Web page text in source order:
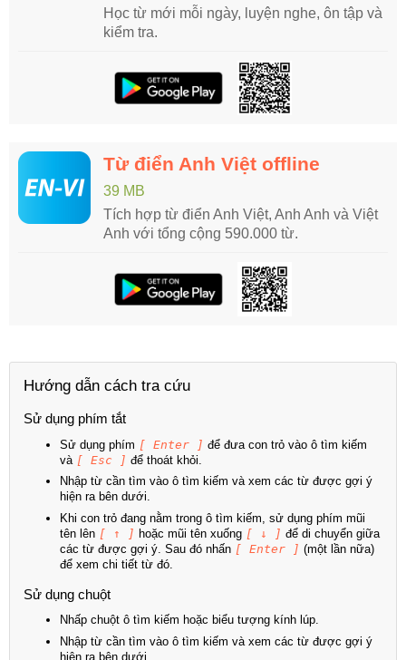
Học từ mới mỗi ngày, luyện nghe, ôn tập và
kiểm tra.
Từ điển Anh Việt offline
39 MB
Tích hợp từ điển Anh Việt, Anh Anh và Việt
Anh với tổng cộng 590.000 từ.
Hướng dẫn cách tra cứu
Sử dụng phím tắt
Sử dụng phím [ Enter ] để đưa con trỏ vào ô tìm kiếm
và [ Esc ] để thoát khỏi.
Nhập từ cần tìm vào ô tìm kiếm và xem các từ được gợi ý
hiện ra bên dưới.
Khi con trỏ đang nằm trong ô tìm kiếm, sử dụng phím mũi
tên lên [ ↑ ] hoặc mũi tên xuống [ ↓ ] để di chuyển giữa
các từ được gợi ý. Sau đó nhấn [ Enter ] (một lần nữa)
để xem chi tiết từ đó.
Sử dụng chuột
Nhấp chuột ô tìm kiếm hoặc biểu tượng kính lúp.
Nhập từ cần tìm vào ô tìm kiếm và xem các từ được gợi ý
hiện ra bên dưới.